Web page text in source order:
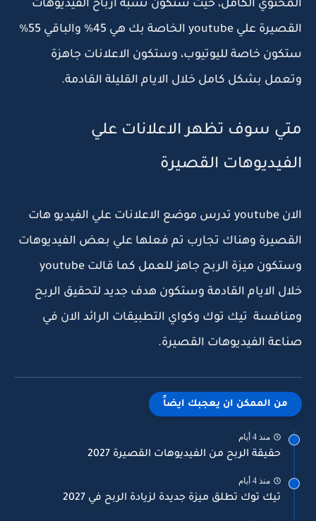
المحتوي الكامل، حيث ستكون نسبة ارباح الفيديوهات
القصيرة علي youtube الخاصة بك هي 45% والباقي 55%
ستكون خاصة لليوتيوب، وستكون الاعلانات جاهزة
وتعمل بشكل كامل خلال الايام القليلة القادمة.
متي سوف تظهر الاعلانات علي
الفيديوهات القصيرة
الان youtube تدرس موضع الاعلانات علي الفيديو هات
القصيرة وهناك تجارب تم فعلها علي بعض الفيديوهات
وستكون ميزة الربح جاهز للعمل كما قالت youtube
خلال الايام القادمة وستكون هدف جديد لتحقيق الربح
ومنافسة تيك توك وكواي التطبيقات الرائد الان في
صناعة الفيديوهات القصيرة.
من الممكن ان يعجبك ايضاً
منذ 4 أيام
حقيقة الربح من الفيديوهات القصيرة 2027
منذ 4 أيام
تيك توك تطلق ميزة جديدة لزيادة الربح في 2027